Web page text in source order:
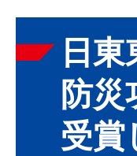
日
防
受賞